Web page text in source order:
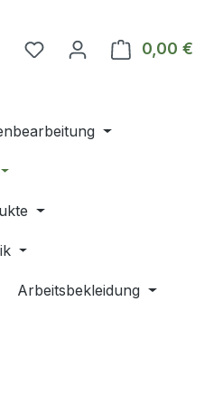
Du hast 0 Produkte auf
0,00 €
Arbeitsbekleidung